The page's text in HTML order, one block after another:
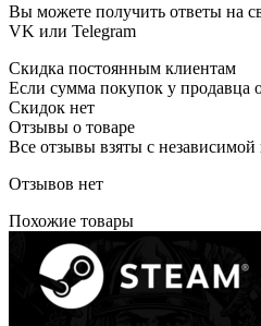
Вы можете получить ответы на
VK или Telegram
Скидка постоянным клиентам
Если сумма покупок у продавца
Скидок нет
Отзывы о товаре
Все отзывы взяты с
Отзывов нет
Похожие товары